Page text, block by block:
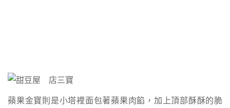
蘋果金寶則是小塔裡面包著蘋果肉餡，加上頂部酥酥的脆